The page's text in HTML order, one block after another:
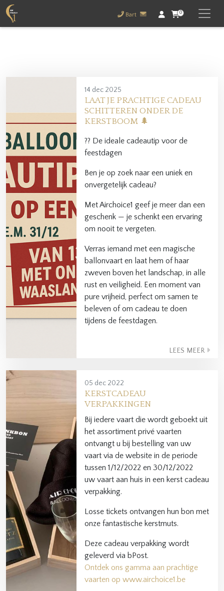
Bart 0
14 dec 2025
LAAT JE PRACHTIGE CADEAU
SCHITTEREN ONDER DE
KERSTBOOM 🌲
?? De ideale cadeautip voor de
feestdagen
Ben je op zoek naar een uniek en
onvergetelijk cadeau?
Met Airchoice1 geef je meer dan een
geschenk — je schenkt een ervaring
om nooit te vergeten.
Verras iemand met een magische
ballonvaart en laat hem of haar
zweven boven het landschap, in alle
rust en veiligheid. Een moment van
pure vrijheid, perfect om samen te
beleven of om cadeau te doen
tijdens de feestdagen.
LEES MEER
05 dec 2022
KERSTCADEAU
VERPAKKINGEN
Bij iedere vaart die wordt geboekt uit
het assortiment privé vaarten
ontvangt u bij bestelling van uw
vaart via de website in de periode
tussen 1/12/2022 en 30/12/2022
uw vaart aan huis in een kerst cadeau
verpakking.
Losse tickets ontvangen hun bon met
onze fantastische kerstmuts.
Deze cadeau verpakking wordt
geleverd via bPost.
Ontdek ons gamma aan prachtige
vaarten opwww.airchoice1.be